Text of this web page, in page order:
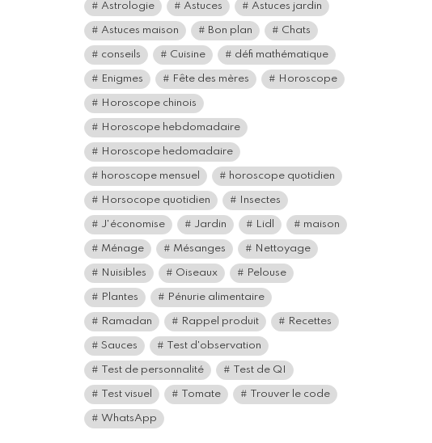
Astrologie Astuces Astuces jardin
Astuces maison Bon plan Chats
conseils Cuisine défi mathématique
Enigmes Fête des mères Horoscope
Horoscope chinois
Horoscope hebdomadaire
Horoscope hedomadaire
horoscope mensuel horoscope quotidien
Horsocope quotidien Insectes
J'économise Jardin Lidl maison
Ménage Mésanges Nettoyage
Nuisibles Oiseaux Pelouse
Plantes Pénurie alimentaire
Ramadan Rappel produit Recettes
Sauces Test d'observation
Test de personnalité Test de QI
Test visuel Tomate Trouver le code
WhatsApp